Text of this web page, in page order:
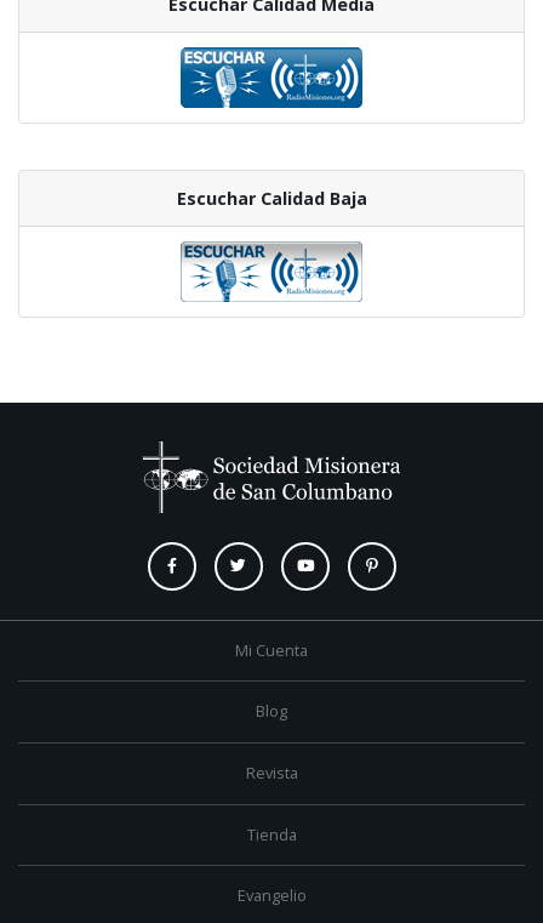
Escuchar Calidad Baja
Mi Cuenta
Blog
Revista
Tienda
Evangelio